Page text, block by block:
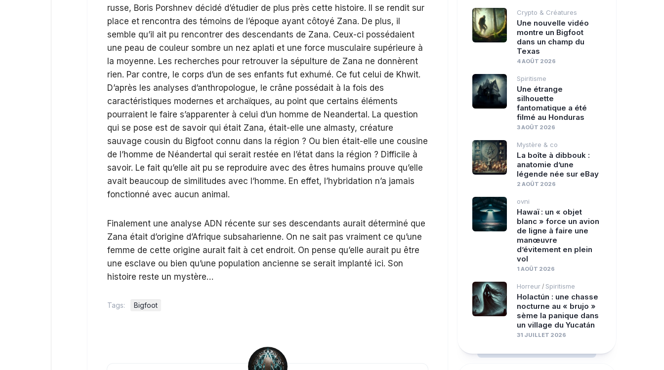
russe, Boris Porshnev décidé d’étudier de plus près cette histoire. Il se rendit sur
place et rencontra des témoins de l’époque ayant côtoyé Zana. De plus, il
semble qu’il ait pu rencontrer des descendants de Zana. Ceux-ci possédaient
une peau de couleur sombre un nez aplati et une force musculaire supérieure à
la moyenne. Les recherches pour retrouver la sépulture de Zana ne donnèrent
rien. Par contre, le corps d’un de ses enfants fut exhumé. Ce fut celui de Khwit.
D’après les analyses d’anthropologue, le crâne possédait à la fois des
caractéristiques modernes et archaïques, au point que certains éléments
pourraient le faire s’apparenter à celui d’un homme de Neandertal. La question
qui se pose est de savoir qui était Zana, était-elle une almasty, créature
sauvage cousin du Bigfoot connu dans la région ? Ou bien était-elle une cousine
de l’homme de Néandertal qui serait restée en l’état dans la région ? Difficile à
savoir. Le fait qu’elle ait pu se reproduire avec des êtres humains prouve qu’elle
avait beaucoup de similitudes avec l’homme. En effet, l’hybridation n’a jamais
fonctionné avec aucun animal.
Finalement une analyse ADN récente sur ses descendants aurait déterminé que
Zana était d’origine d’Afrique subsaharienne. On ne sait pas vraiment ce qu’une
femme de cette origine aurait fait à cet endroit. On pense qu’elle aurait pu être
une esclave ou bien qu’une population ancienne se serait implanté ici. Son
histoire reste un mystère…
Tags: Bigfoot
Crypto & Créatures
Une nouvelle vidéo
montre un Bigfoot
dans un champ du
Texas
4 AOÛT 2026
Spiritisme
Une étrange
silhouette
fantomatique a été
filmé au Honduras
3 AOÛT 2026
Mystère & co
La boîte à dibbouk :
anatomie d’une
légende née sur eBay
2 AOÛT 2026
ovni
Hawaï : un « objet
blanc » force un avion
de ligne à faire une
manœuvre
d’évitement en plein
vol
1 AOÛT 2026
Horreur / Spiritisme
Holactún : une chasse
nocturne au « brujo »
sème la panique dans
un village du Yucatán
31 JUILLET 2026